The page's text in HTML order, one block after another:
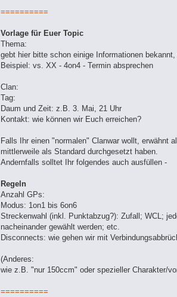
==========
Vorlage für Euer Topic
Thema:
gebt hier bitte schon einige Informationen
Beispiel: vs. XX - 4on4 - Termin absprechen
Clan:
Tag:
Daum und Zeit: z.B. 3. Mai, 21 Uhr
Kontakt: wie können wir Euch erreichen?
Falls Ihr einen "normalen" Clanwar wollt, erwähnt
mittlerweile als Standard durchgesetzt haben.
Andernfalls solltet Ihr folgendes auch ausfüllen -
Regeln
Anzahl GPs:
Modus: 1on1 bis 6on6
Streckenwahl (inkl. Punktabzug?): Zufall; WCL;
nacheinander gewählt werden; etc.
Disconnects: wie gehen wir mit
(Anderes:
wie z.B. "nur 150ccm" oder spezieller Charakter/
==========